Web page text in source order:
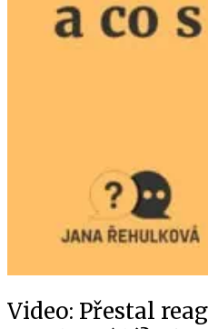
Video: Přestal